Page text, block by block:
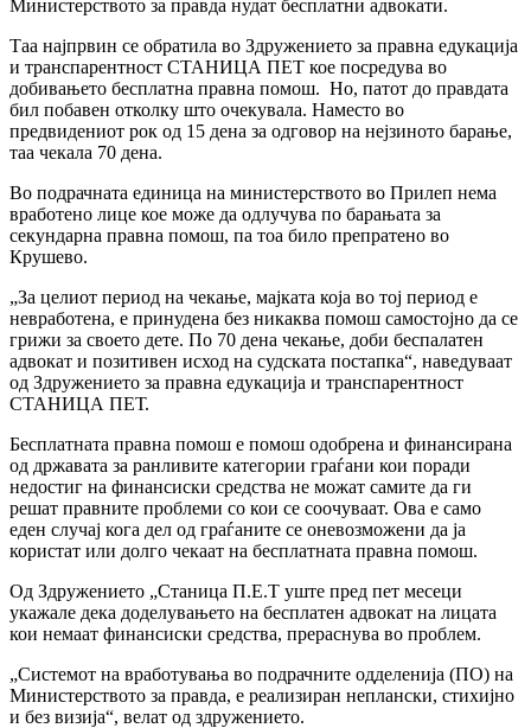
Министерството за правда нудат бесплатни адвокати.
Таа најпрвин се обратила во Здружението за правна едукација
и транспарентност СТАНИЦА ПЕТ кое посредува во
добивањето бесплатна правна помош. Но, патот до правдата
бил побавен отколку што очекувала. Наместо во
предвидениот рок од 15 дена за одговор на нејзиното барање,
таа чекала 70 дена.
Во подрачната единица на министерството во Прилеп нема
вработено лице кое може да одлучува по барањата за
секундарна правна помош, па тоа било препратено во
Крушево.
„За целиот период на чекање, мајката која во тој период е
невработена, е принудена без никаква помош самостојно да се
грижи за своето дете. По 70 дена чекање, доби беспалатен
адвокат и позитивен исход на судската постапка“, наведуваат
од Здружението за правна едукација и транспарентност
СТАНИЦА ПЕТ.
Бесплатната правна помош е помош одобрена и финансирана
од државата за ранливите категории граѓани кои поради
недостиг на финансиски средства не можат самите да ги
решат правните проблеми со кои се соочуваат. Ова е само
еден случај кога дел од граѓаните се оневозможени да ја
користат или долго чекаат на бесплатната правна помош.
Од Здружението „Станица П.Е.Т уште пред пет месеци
укажале дека доделувањето на бесплатен адвокат на лицата
кои немаат финансиски средства, прераснува во проблем.
„Системот на вработувања во подрачните одделенија (ПО) на
Министерството за правда, е реализиран неплански, стихијно
и без визија“, велат од здружението.